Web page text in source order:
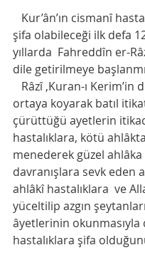
şifa olabileceği ilk defa
yıllarda  Fahreddîn er-
dile getirilmeye
ortaya koyarak batıl
çürüttüğü ayetlerin
hastalıklara, kötü
menederek güzel
davranışlara sevk eden
ahlâkî hastalıklara  ve
yüceltilip azgın
âyetlerinin okunmasıyla
hastalıklara şifa